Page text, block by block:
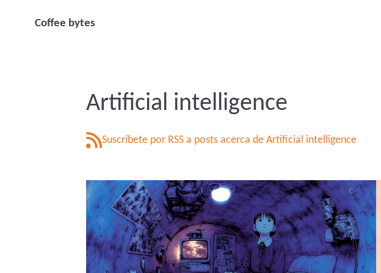
Coffee bytes
Artificial intelligence
Suscríbete por RSS a posts acerca de Artificial intelligence